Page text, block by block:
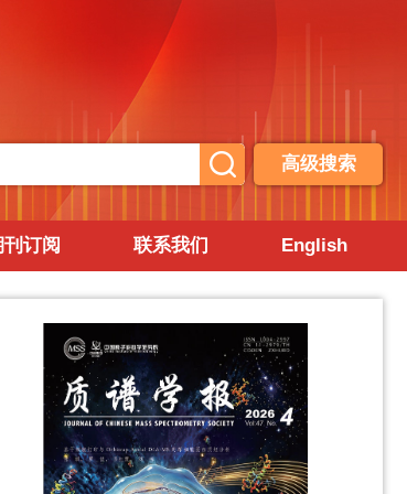
高级搜索
刊订阅 联系我们 English